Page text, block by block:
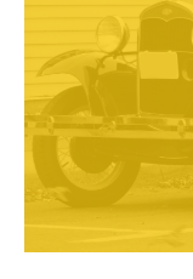
NOTRE
NOS
CONTACT